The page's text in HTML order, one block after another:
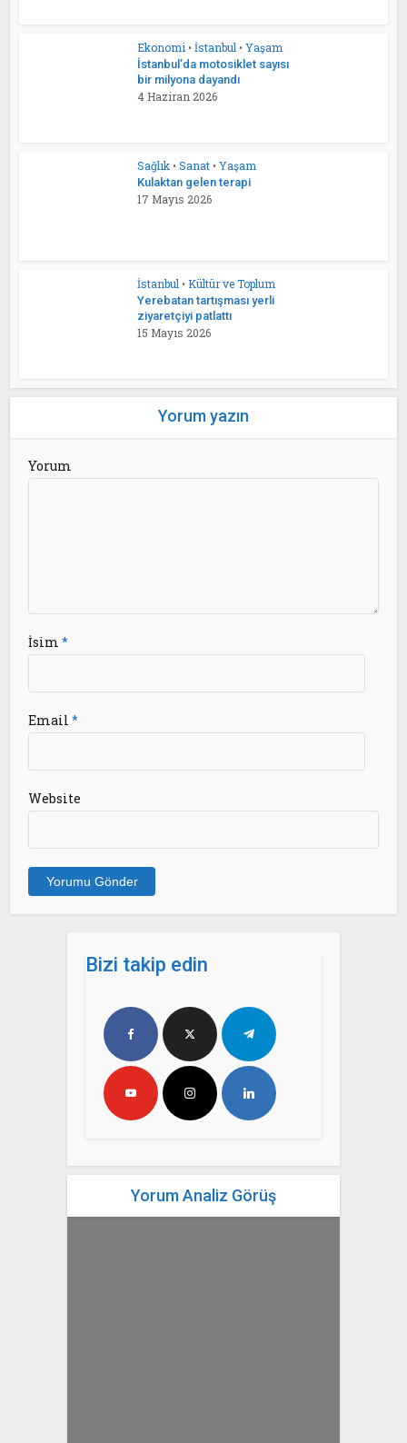
Ekonomi • İstanbul • Yaşam
İstanbul’da motosiklet sayısı
bir milyona dayandı
4 Haziran 2026
Sağlık • Sanat • Yaşam
Kulaktan gelen terapi
17 Mayıs 2026
İstanbul • Kültür ve Toplum
Yerebatan tartışması yerli
ziyaretçiyi patlattı
15 Mayıs 2026
Yorum yazın
Yorum
İsim*
Email*
Website
Bizi takip edin
Yorum Analiz Görüş